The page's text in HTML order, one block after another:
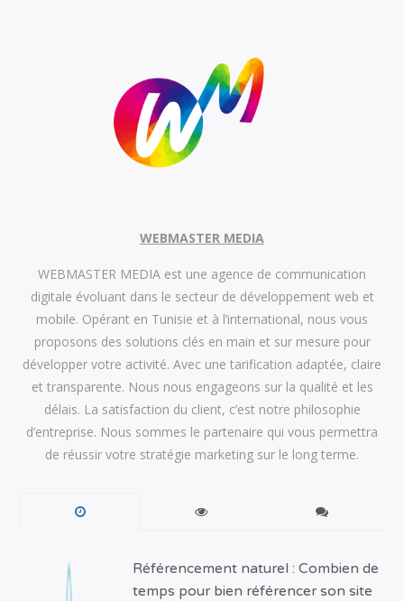
WEBMASTER MEDIA
WEBMASTER MEDIA est une agence de communication
digitale évoluant dans le secteur de développement web et
mobile. Opérant en Tunisie et à l’international, nous vous
proposons des solutions clés en main et sur mesure pour
développer votre activité. Avec une tarification adaptée, claire
et transparente. Nous nous engageons sur la qualité et les
délais. La satisfaction du client, c’est notre philosophie
d’entreprise. Nous sommes le partenaire qui vous permettra
de réussir votre stratégie marketing sur le long terme.
Référencement naturel : Combien de
temps pour bien référencer son site